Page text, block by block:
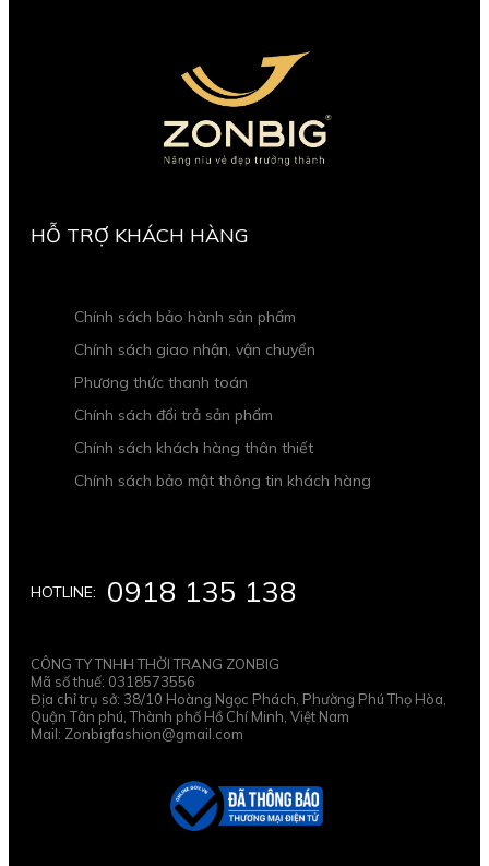
HOTLINE: 0918 135 138
CÔNG TY TNHH THỜI TRANG ZONBIG
Mã số thuế: 0318573556
Địa chỉ trụ sở: 38/10 Hoàng Ngọc Phách, Phường Phú Thọ Hòa,
Quận Tân phú, Thành phố Hồ Chí Minh, Việt Nam
Mail: Zonbigfashion@gmail.com
HỖ TRỢ KHÁCH HÀNG
Chính sách bảo hành sản phẩm
Chính sách giao nhận, vận chuyển
Phương thức thanh toán
Chính sách đổi trả sản phẩm
Chính sách khách hàng thân thiết
Chính sách bảo mật thông tin khách hàng